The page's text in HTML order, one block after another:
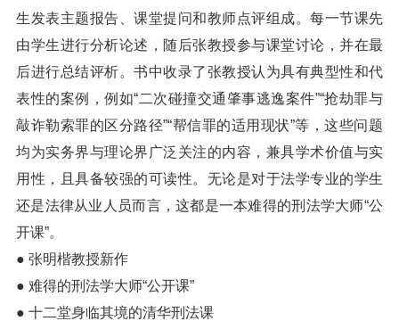
生发表主题报告、课堂提问和教师点评组成。每一节课先
由学生进行分析论述，随后张教授参与课堂讨论，并在最
后进行总结评析。书中收录了张教授认为具有典型性和代
表性的案例，例如“二次碰撞交通肇事逃逸案件”“抢劫罪与
敲诈勒索罪的区分路径”“帮信罪的适用现状”等，这些问题
均为实务界与理论界广泛关注的内容，兼具学术价值与实
用性，且具备较强的可读性。无论是对于法学专业的学生
还是法律从业人员而言，这都是一本难得的刑法学大师“公
开课”。
● 张明楷教授新作
● 难得的刑法学大师“公开课”
● 十二堂身临其境的清华刑法课